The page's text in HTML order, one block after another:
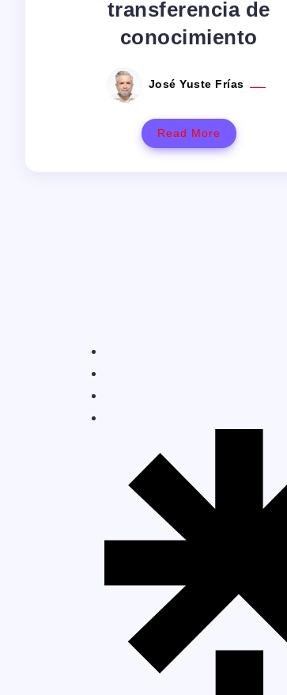
transferencia de
conocimiento
José Yuste Frías
Read More